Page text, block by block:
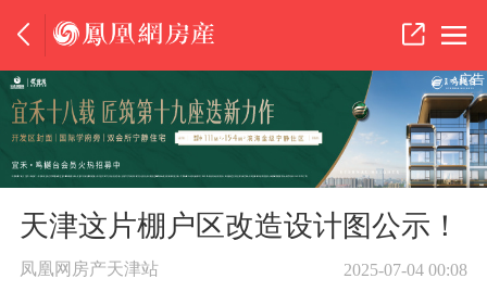
广告
天津这片棚户区改造设计图公示！
凤凰网房产天津站 2025-07-04 00:08